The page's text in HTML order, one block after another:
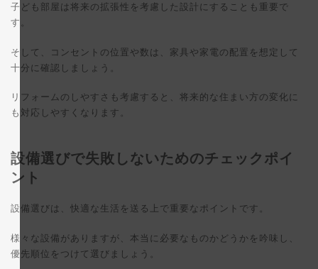
子ども部屋は将来の拡張性を考慮した設計にすることも重要で
す。
そして、コンセントの位置や数は、家具や家電の配置を想定して
十分に確認しましょう。
リフォームのしやすさも考慮すると、将来的な住まい方の変化に
も対応しやすくなります。
設備選びで失敗しないためのチェックポイ
ント
設備選びは、快適な生活を送る上で重要なポイントです。
様々な設備がありますが、本当に必要なものかどうかを吟味し、
優先順位をつけて選びましょう。